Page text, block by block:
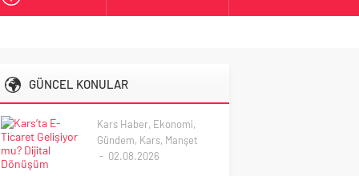
GÜNCEL KONULAR
Kars Haber, Ekonomi,
Gündem, Kars, Manşet
02.08.2026